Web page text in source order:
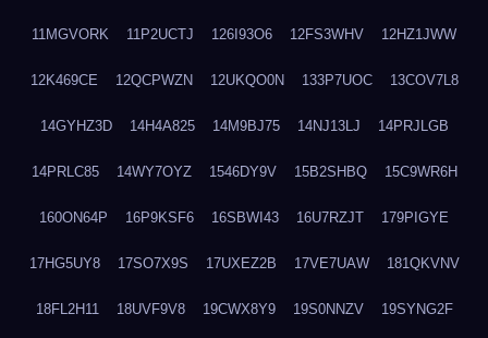
11MGVORK 11P2UCTJ 126I93O6 12FS3WHV 12HZ1JWW
12K469CE 12QCPWZN 12UKQO0N 133P7UOC 13COV7L8
14GYHZ3D 14H4A825 14M9BJ75 14NJ13LJ 14PRJLGB
14PRLC85 14WY7OYZ 1546DY9V 15B2SHBQ 15C9WR6H
160ON64P 16P9KSF6 16SBWI43 16U7RZJT 179PIGYE
17HG5UY8 17SO7X9S 17UXEZ2B 17VE7UAW 181QKVNV
18FL2H11 18UVF9V8 19CWX8Y9 19S0NNZV 19SYNG2F